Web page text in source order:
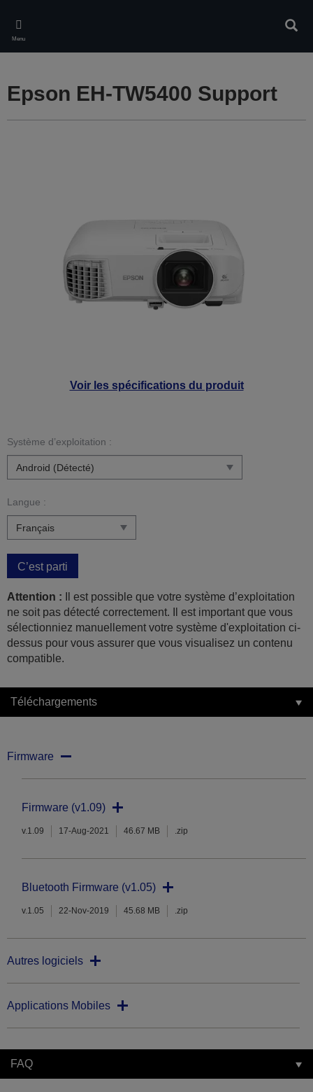
main
content
Menu
Voir les spécifications du produit
Epson EH-TW5400 Support
Système d’exploitation :
Langue :
C’est parti
Attention : Il est possible que votre système d’exploitation
ne soit pas détecté correctement. Il est important que vous
sélectionniez manuellement votre système d'exploitation ci-
dessus pour vous assurer que vous visualisez un contenu
compatible.
Téléchargements
Firmware
Firmware (v1.09)
v.1.09 17-Aug-2021 46.67 MB .zip
Bluetooth Firmware (v1.05)
v.1.05 22-Nov-2019 45.68 MB .zip
Autres logiciels
Applications Mobiles
FAQ